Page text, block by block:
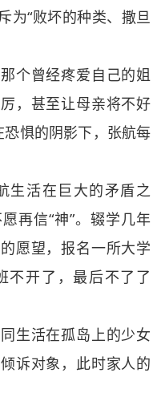
为“败坏的种类、撒旦
曾经疼爱自己的姐
，甚至让母亲将不好
恐惧的阴影下，张航每
活在巨大的矛盾之
再信“神”。辍学几年
愿望，报名一所大学
不开了，最后不了了
活在孤岛上的少女
诉对象，此时家人的